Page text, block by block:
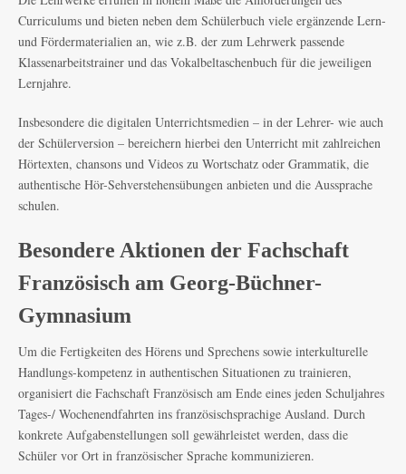
Curriculums und bieten neben dem Schülerbuch viele ergänzende Lern-
und Fördermaterialien an, wie z.B. der zum Lehrwerk passende
Klassenarbeitstrainer und das Vokalbeltaschenbuch für die jeweiligen
Lernjahre.
Insbesondere die digitalen Unterrichtsmedien – in der Lehrer- wie auch
der Schülerversion – bereichern hierbei den Unterricht mit zahlreichen
Hörtexten, chansons und Videos zu Wortschatz oder Grammatik, die
authentische Hör-Sehverstehensübungen anbieten und die Aussprache
schulen.
Besondere Aktionen der Fachschaft
Französisch am Georg-Büchner-
Gymnasium
Um die Fertigkeiten des Hörens und Sprechens sowie interkulturelle
Handlungs-kompetenz in authentischen Situationen zu trainieren,
organisiert die Fachschaft Französisch am Ende eines jeden Schuljahres
Tages-/ Wochenendfahrten ins französischsprachige Ausland. Durch
konkrete Aufgabenstellungen soll gewährleistet werden, dass die
Schüler vor Ort in französischer Sprache kommunizieren.